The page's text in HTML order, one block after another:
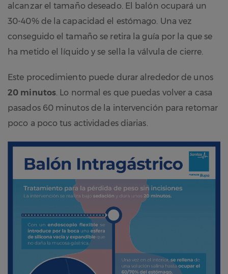
alcanzar el tamaño deseado. El balón ocupará un
30-40% de la capacidad el estómago. Una vez
conseguido el tamaño se retira la guía por la que se
ha metido el líquido y se sella la válvula de cierre.
Este procedimiento puede durar alrededor de unos
20 minutos . Lo normal es que puedas volver a casa
pasados 60 minutos de la intervención para retomar
poco a poco tus actividades diarias.